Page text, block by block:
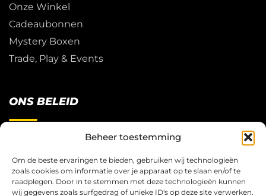
Beheer toestemming
Om de beste ervaringen te bieden, gebruiken wij technologieën
zoals cookies om informatie over je apparaat op te slaan en/of te
raadplegen. Door in te stemmen met deze technologieën kunnen
wij gegevens zoals surfgedrag of unieke ID's op deze site verwerken.
Onze Winkel
Cadeaubonnen
Mystery Boxen
Trade, Play & Events
ONS BELEID
Restitutie Beleid
Privacy
Cookies
Algemene Voorwaarden